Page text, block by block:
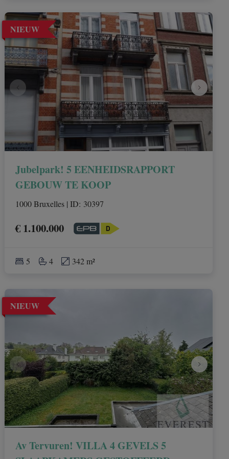
NIEUW
Jubelpark! 5 EENHEIDSRAPPORT
GEBOUW TE KOOP
1000 Bruxelles | ID: 30397
€ 1.100.000
5 4 342 m²
NIEUW
Av Tervuren! VILLA 4 GEVELS 5